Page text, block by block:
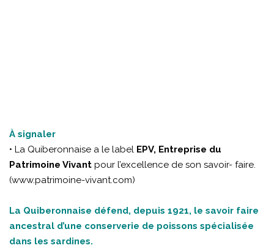
À signaler
• La Quiberonnaise a le label EPV, Entreprise du
Patrimoine Vivant pour l’excellence de son savoir- faire.
(www.patrimoine-vivant.com)
La Quiberonnaise défend, depuis 1921, le savoir faire
ancestral d’une conserverie de poissons spécialisée
dans les sardines.